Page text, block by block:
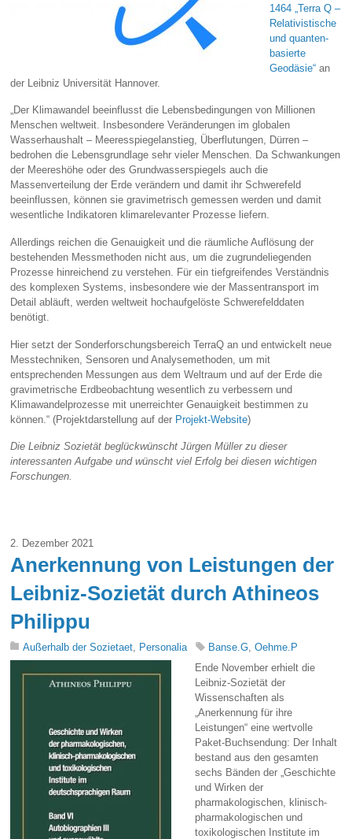
1464 „Terra Q –
Relativistische
und quanten-
basierte
Geodäsie“ an
der Leibniz Universität Hannover.
„Der Klimawandel beeinflusst die Lebensbedingungen von Millionen
Menschen weltweit. Insbesondere Veränderungen im globalen
Wasserhaushalt – Meeresspiegelanstieg, Überflutungen, Dürren –
bedrohen die Lebensgrundlage sehr vieler Menschen. Da Schwankungen
der Meereshöhe oder des Grundwasserspiegels auch die
Massenverteilung der Erde verändern und damit ihr Schwerefeld
beeinflussen, können sie gravimetrisch gemessen werden und damit
wesentliche Indikatoren klimarelevanter Prozesse liefern.
Allerdings reichen die Genauigkeit und die räumliche Auflösung der
bestehenden Messmethoden nicht aus, um die zugrundeliegenden
Prozesse hinreichend zu verstehen. Für ein tiefgreifendes Verständnis
des komplexen Systems, insbesondere wie der Massentransport im
Detail abläuft, werden weltweit hochaufgelöste Schwerefelddaten
benötigt.
Hier setzt der Sonderforschungsbereich TerraQ an und entwickelt neue
Messtechniken, Sensoren und Analysemethoden, um mit
entsprechenden Messungen aus dem Weltraum und auf der Erde die
gravimetrische Erdbeobachtung wesentlich zu verbessern und
Klimawandelprozesse mit unerreichter Genauigkeit bestimmen zu
können.“ (Projektdarstellung auf der Projekt-Website)
Die Leibniz Sozietät beglückwünscht Jürgen Müller zu dieser
interessanten Aufgabe und wünscht viel Erfolg bei diesen wichtigen
Forschungen.
2. Dezember 2021
Anerkennung von Leistungen der
Leibniz-Sozietät durch Athineos
Philippu
Außerhalb der Sozietaet Personalia Banse.G ,Oehme.P
Ende November erhielt die
Leibniz-Sozietät der
Wissenschaften als
„Anerkennung für ihre
Leistungen“ eine wertvolle
Paket-Buchsendung: Der Inhalt
bestand aus den gesamten
sechs Bänden der „Geschichte
und Wirken der
pharmakologischen, klinisch-
pharmakologischen und
toxikologischen Institute im